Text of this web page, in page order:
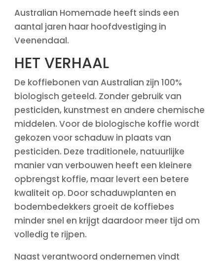
Australian Homemade heeft sinds een
aantal jaren haar hoofdvestiging in
Veenendaal.
HET VERHAAL
De koffiebonen van Australian zijn 100%
biologisch geteeld. Zonder gebruik van
pesticiden, kunstmest en andere chemische
middelen. Voor de biologische koffie wordt
gekozen voor schaduw in plaats van
pesticiden. Deze traditionele, natuurlijke
manier van verbouwen heeft een kleinere
opbrengst koffie, maar levert een betere
kwaliteit op. Door schaduwplanten en
bodembedekkers groeit de koffiebes
minder snel en krijgt daardoor meer tijd om
volledig te rijpen.
Naast verantwoord ondernemen vindt